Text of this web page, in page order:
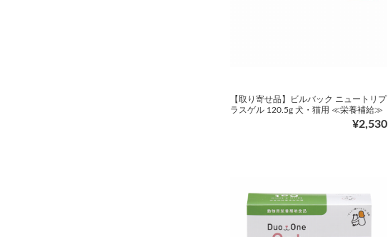
【取り寄せ品】ビルバック ニュートリプ
ラスゲル 120.5g 犬・猫用 ≪栄養補給≫
¥2,530